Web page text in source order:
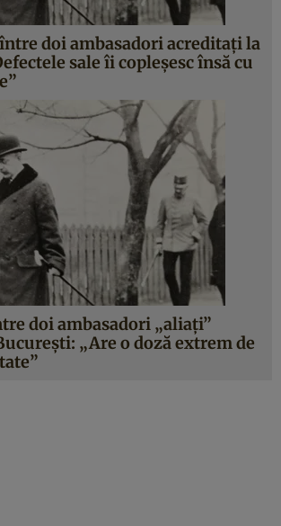
doi ambasadori acreditați la
sale îi copleșesc însă cu
doi ambasadori „aliați”
„Are o doză extrem de